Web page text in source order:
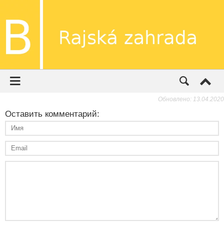
Обновлено: 13.04.2020
Оставить комментарий: